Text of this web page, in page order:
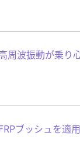
周波振動が乗り
ブッシュを適